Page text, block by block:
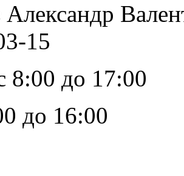
15
8:00 до 17:00
до 16:00